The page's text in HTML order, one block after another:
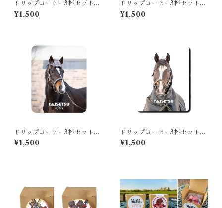
ドリップコーヒー3杯セット
エイシンフラッシュデザイン
¥1,500
ドリップコーヒー3杯セット
トランセンドデザイン
¥1,500
ドリップコーヒー3杯セット
ワンダーアキュートデザイン
¥1,500
ドリップコーヒー3杯セット
タニノギムレットデザイン
¥1,500